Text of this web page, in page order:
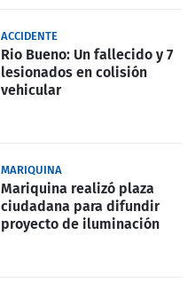
ACCIDENTE
Rio Bueno: Un fallecido y 7
lesionados en colisión
vehicular
MARIQUINA
Mariquina realizó plaza
ciudadana para difundir
proyecto de iluminación